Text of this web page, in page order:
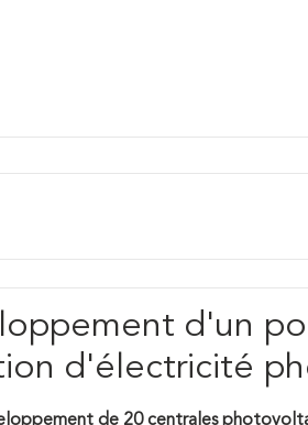
d'un
d'électricité
de 20 centrales